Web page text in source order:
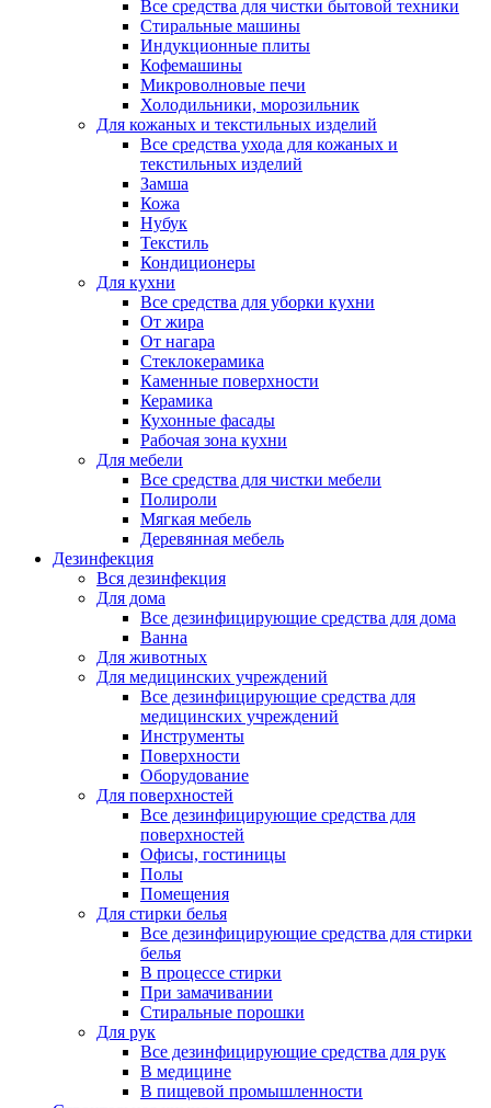
Все средства для чистки бытовой техники
Стиральные машины
Индукционные плиты
Кофемашины
Микроволновые печи
Холодильники, морозильник
Для кожаных и текстильных изделий
Все средства ухода для кожаных и
текстильных изделий
Замша
Кожа
Нубук
Текстиль
Кондиционеры
Для кухни
Все средства для уборки кухни
От жира
От нагара
Стеклокерамика
Каменные поверхности
Керамика
Кухонные фасады
Рабочая зона кухни
Для мебели
Все средства для чистки мебели
Полироли
Мягкая мебель
Деревянная мебель
Дезинфекция
Вся дезинфекция
Для дома
Все дезинфицирующие средства для дома
Ванна
Для животных
Для медицинских учреждений
Все дезинфицирующие средства для
медицинских учреждений
Инструменты
Поверхности
Оборудование
Для поверхностей
Все дезинфицирующие средства для
поверхностей
Офисы, гостиницы
Полы
Помещения
Для стирки белья
Все дезинфицирующие средства для стирки
белья
В процессе стирки
При замачивании
Стиральные порошки
Для рук
Все дезинфицирующие средства для рук
В медицине
В пищевой промышленности